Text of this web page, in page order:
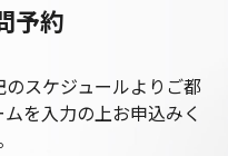
予約
スケジュールよりご都
を入力の上お申込みく